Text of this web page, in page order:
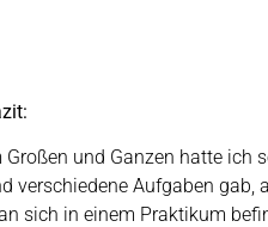
Großen und Ganzen hatte ich
verschiedene Aufgaben
sich in einem Praktikum